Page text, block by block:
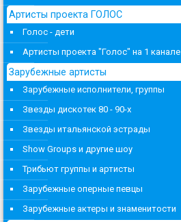
Артисты проекта ГОЛОС
Голос - дети
Артисты проекта "Голос" на 1 канале
Зарубежные артисты
Зарубежные исполнители, группы
Звезды дискотек 80 - 90-х
Звезды итальянской эстрады
Show Groups и другие шоу
Трибьют группы и артисты
Зарубежные оперные певцы
Зарубежные актеры и знаменитости